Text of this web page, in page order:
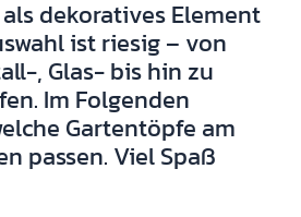
dekoratives Element
ist riesig – von
, Glas- bis hin zu
Im Folgenden
Gartentöpfe am
passen. Viel Spaß